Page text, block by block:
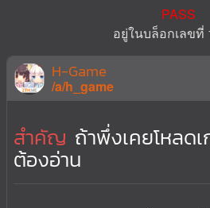
PASS
อยู่ในบล็อกเลขที่
H-Game
/a/h_game
สำคัญ ถ้าพึ่งเคยโหลด
ต้องอ่าน